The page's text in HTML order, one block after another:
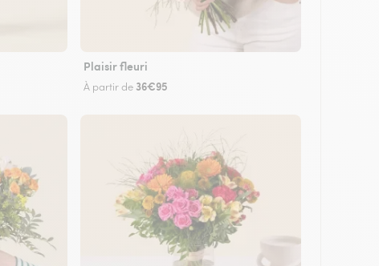
Plaisir fleuri
À partir de 36€95